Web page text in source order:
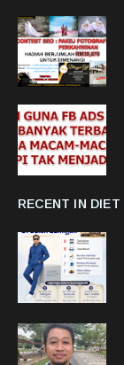
RECENT IN DIET